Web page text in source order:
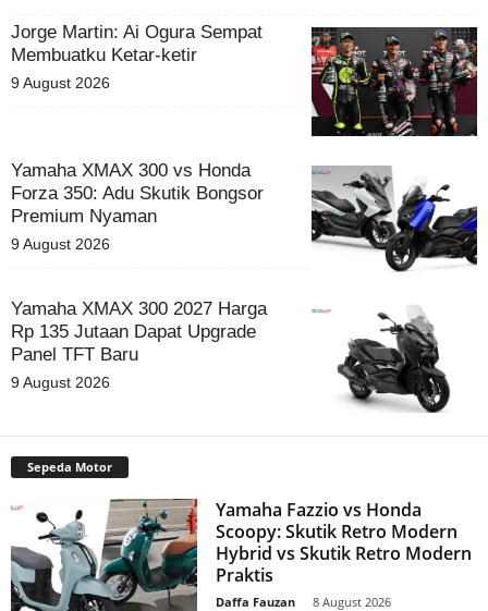
Jorge Martin: Ai Ogura Sempat
Membuatku Ketar-ketir
9 August 2026
Yamaha XMAX 300 vs Honda
Forza 350: Adu Skutik Bongsor
Premium Nyaman
9 August 2026
Yamaha XMAX 300 2027 Harga
Rp 135 Jutaan Dapat Upgrade
Panel TFT Baru
9 August 2026
Sepeda Motor
Yamaha Fazzio vs Honda
Scoopy: Skutik Retro Modern
Hybrid vs Skutik Retro Modern
Praktis
Daffa Fauzan 8 August 2026